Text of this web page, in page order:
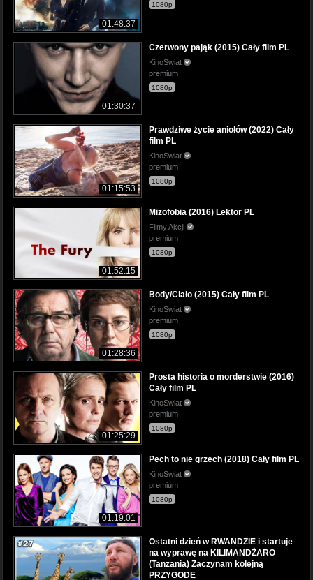
01:48:37
1080p
01:30:37
Czerwony pająk (2015) Cały film PL
KinoSwiat
premium
1080p
01:15:53
Prawdziwe życie aniołów (2022) Cały
film PL
KinoSwiat
premium
1080p
01:52:15
Mizofobia (2016) Lektor PL
Filmy Akcji
premium
1080p
01:28:36
Body/Ciało (2015) Cały film PL
KinoSwiat
premium
1080p
01:25:29
Prosta historia o morderstwie (2016)
Cały film PL
KinoSwiat
premium
1080p
01:19:01
Pech to nie grzech (2018) Cały film PL
KinoSwiat
premium
1080p
Ostatni dzień w RWANDZIE i startuje
na wyprawę na KILIMANDŻARO
(Tanzania) Zaczynam kolejną
PRZYGODĘ